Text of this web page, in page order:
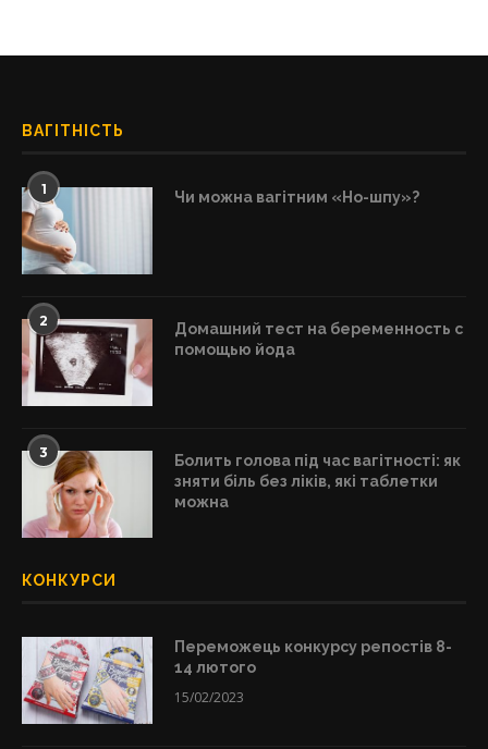
ВАГІТНІСТЬ
1 Чи можна вагітним «Но-шпу»?
2
Домашний тест на беременность с
помощью йода
3
Болить голова під час вагітності: як
зняти біль без ліків, які таблетки
можна
КОНКУРСИ
Переможець конкурсу репостів 8-
14 лютого
15/02/2023